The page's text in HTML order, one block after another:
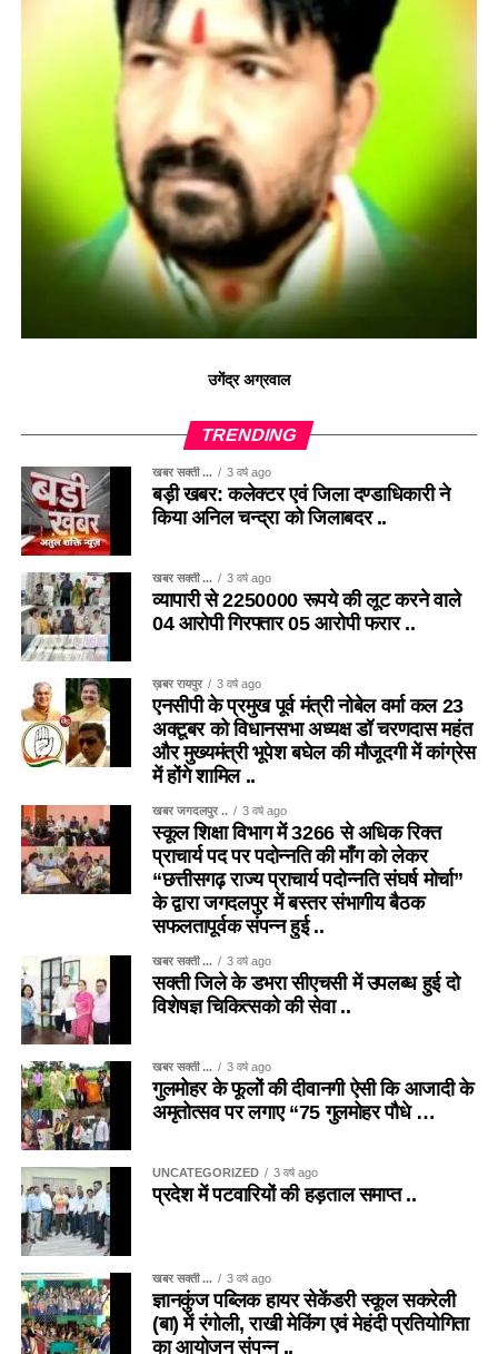
उगेंद्र अग्रवाल
TRENDING
खबर सक्ती ... 3 वर्ष ago
बड़ी खबर: कलेक्टर एवं जिला दण्डाधिकारी ने
किया अनिल चन्द्रा को जिलाबदर ..
खबर सक्ती ... 3 वर्ष ago
व्यापारी से 2250000 रूपये की लूट करने वाले
04 आरोपी गिरफ्तार 05 आरोपी फरार ..
ख़बर रायपुर 3 वर्ष ago
एनसीपी के प्रमुख पूर्व मंत्री नोबेल वर्मा कल 23
अक्टूबर को विधानसभा अध्यक्ष डॉ चरणदास महंत
और मुख्यमंत्री भूपेश बघेल की मौजूदगी में कांग्रेस
में होंगे शामिल ..
खबर जगदलपुर .. 3 वर्ष ago
स्कूल शिक्षा विभाग में 3266 से अधिक रिक्त
प्राचार्य पद पर पदोन्नति की माँग को लेकर
“छत्तीसगढ़ राज्य प्राचार्य पदोन्नति संघर्ष मोर्चा”
के द्वारा जगदलपुर में बस्तर संभागीय बैठक
सफलतापूर्वक संपन्न हुई ..
खबर सक्ती ... 3 वर्ष ago
सक्ती जिले के डभरा सीएचसी में उपलब्ध हुई दो
विशेषज्ञ चिकित्सको की सेवा ..
खबर सक्ती ... 3 वर्ष ago
गुलमोहर के फूलों की दीवानगी ऐसी कि आजादी के
अमृतोत्सव पर लगाए “75 गुलमोहर पौधे …
UNCATEGORIZED 3 वर्ष ago
प्रदेश में पटवारियों की हड़ताल समाप्त ..
खबर सक्ती ... 3 वर्ष ago
ज्ञानकुंज पब्लिक हायर सेकेंडरी स्कूल सकरेली
(बा) में रंगोली, राखी मेकिंग एवं मेहंदी प्रतियोगिता
का आयोजन संपन्न ..